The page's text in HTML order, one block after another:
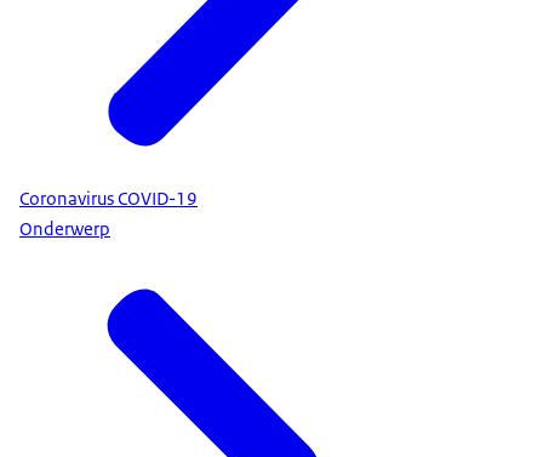
Coronavirus COVID-19
Onderwerp